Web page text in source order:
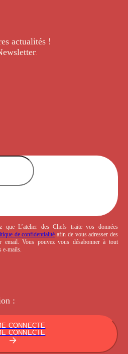
actualités !
.
que L’atelier des Chefs traite vos données
de confidentialité afin de vous adresser des
email. Vous pouvez vous désabonner à tout
e-mails.
:
CONNECTE
CONNECTE